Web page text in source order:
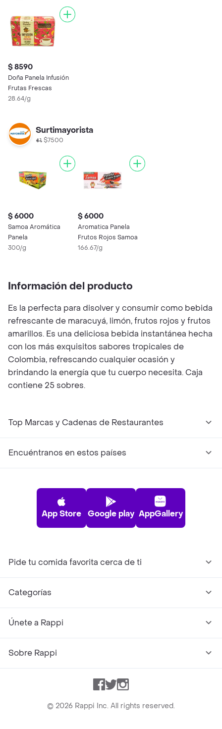
$ 8590
Doña Panela Infusión
Frutas Frescas
28.64/g
Surtimayorista
$7500
$ 6000
Samoa Aromática
Panela
300/g
$ 6000
Aromatica Panela
Frutos Rojos Samoa
166.67/g
Información del producto
Es la perfecta para disolver y consumir como bebida
refrescante de maracuyá, limón, frutos rojos y frutos
amarillos. Es una deliciosa bebida instantánea hecha
con los más exquisitos sabores tropicales de
Colombia, refrescando cualquier ocasión y
brindando la energía que tu cuerpo necesita. Caja
contiene 25 sobres.
Top Marcas y Cadenas de Restaurantes
Encuéntranos en estos países
App Store Google play AppGallery
Pide tu comida favorita cerca de ti
Categorías
Únete a Rappi
Sobre Rappi
Facebook
TwitterInstagram
© 2026 Rappi Inc. All rights reserved.